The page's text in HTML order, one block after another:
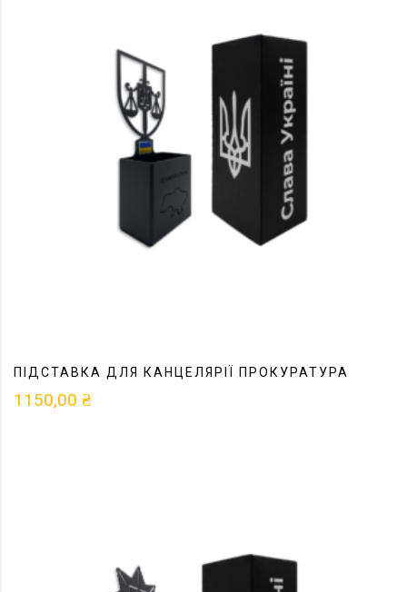
ПІДСТАВКА ДЛЯ КАНЦЕЛЯРІЇ ПРОКУРАТУРА
1150,00 ₴